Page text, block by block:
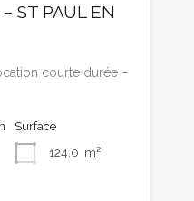
ST PAUL EN
courte durée –
Surface
124.0 m²